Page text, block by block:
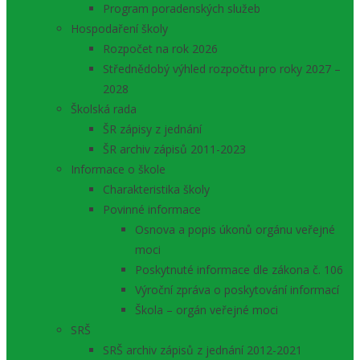
Program poradenských služeb
Hospodaření školy
Rozpočet na rok 2026
Střednědobý výhled rozpočtu pro roky 2027 –
2028
Školská rada
ŠR zápisy z jednání
ŠR archiv zápisů 2011-2023
Informace o škole
Charakteristika školy
Povinné informace
Osnova a popis úkonů orgánu veřejné
moci
Poskytnuté informace dle zákona č. 106
Výroční zpráva o poskytování informací
Škola – orgán veřejné moci
SRŠ
SRŠ archiv zápisů z jednání 2012-2021